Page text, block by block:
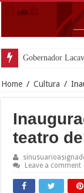
Home / Cultura /
teatro
Leave a comment